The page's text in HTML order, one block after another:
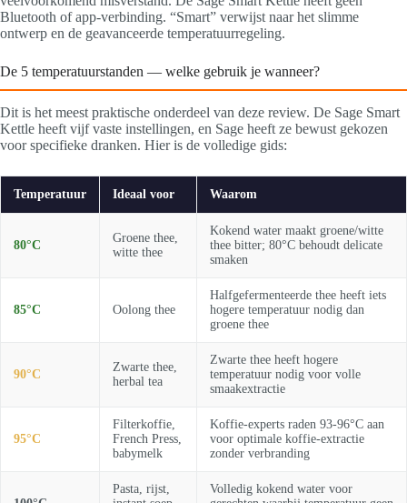
Bluetooth of app-verbinding. “Smart” verwijst naar het slimme
ontwerp en de geavanceerde temperatuurregeling.
De 5 temperatuurstanden — welke gebruik je wanneer?
Dit is het meest praktische onderdeel van deze review. De Sage Smart
Kettle heeft vijf vaste instellingen, en Sage heeft ze bewust gekozen
voor specifieke dranken. Hier is de volledige gids:
Temperatuur Ideaal voor Waarom
80°C
Groene thee,
witte thee
Kokend water maakt groene/witte
thee bitter; 80°C behoudt delicate
smaken
85°C Oolong thee
Halfgefermenteerde thee heeft iets
hogere temperatuur nodig dan
groene thee
90°C
Zwarte thee,
herbal tea
Zwarte thee heeft hogere
temperatuur nodig voor volle
smaakextractie
95°C
Filterkoffie,
French Press,
babymelk
Koffie-experts raden 93-96°C aan
voor optimale koffie-extractie
zonder verbranding
Pasta, rijst,
Volledig kokend water voor